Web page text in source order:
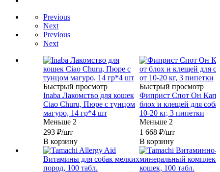
Previous
Next
Previous
Next
Быстрый просмотр
Inaba Лакомство для кошек
Ciao Churu, Пюре с тунцом
магуро, 14 гр*4 шт
Меньше 2
293 ₽/шт
В корзину
Быстрый просмотр
Фиприст Спот Он
блох и клещей для
10-20 кг, 3 пипетки
Меньше 2
1 668 ₽/шт
В корзину